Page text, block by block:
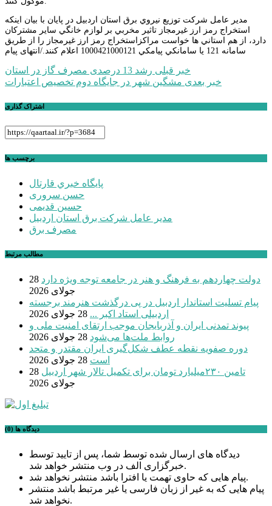
مدير عامل شركت توزيع نيروي برق استان اردبيل در پايان با بيان اينكه
استخراج رمز ارز غيرمجاز تاثير مخربي بر لوازم خانگي ساير مشتركان
دارد، از هم استاني‌ ها خواست مراكزاستخراج رمز ارز غيرمجاز را از طريق
سامانه 121 يا سامانكي پيامكي 1000421000121 اعلام کنند./انتهای پیام
راهبری
نوشته
خبر قبلی رشد 13 درصدی مصرف گاز در استان
خبر بعدی مشگین شهر در جایگاه دوم تخصیص اعتبارات
اشتراک گذاری
برچسب ها
پايگاه خبري قارتال
حسن سروری
حسین قدیمی
مدیر عامل شرکت برق استان اردبیل
مصرف برق
مطالب مرتبط
دولت چهاردهم به فرهنگ و هنر در جامعه توجه ویژه دارد 28
جولای 2026
پیام تسلیت استاندار اردبیل در پی درگذشت هنرمند برجسته
اردبیلی استاد اکبر ... 28 جولای 2026
پیوند تمدنی ایران و آذربایجان موجب ارتقای امنیت ملی و
روابط ملت‌ها می‌شود 28 جولای 2026
دوره صفویه نقطه عطف شکل‌گیری ایران مقتدر و متحد
است 28 جولای 2026
تامین ۲۳۰میلیارد تومان برای تکمیل تالار شهر اردبیل
28
جولای 2026
دیدگاه ها (0)
دیدگاه های ارسال شده توسط شما، پس از تایید توسط
خبرگزاری الف در وب منتشر خواهد شد.
پیام هایی که حاوی تهمت یا افترا باشد منتشر نخواهد شد.
پیام هایی که به غیر از زبان فارسی یا غیر مرتبط باشد منتشر
نخواهد شد.